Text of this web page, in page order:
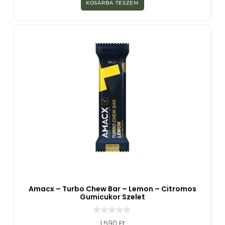
5
b
KOSÁRBA TESZEM
Amacx – Turbo Chew Bar – Lemon – Citromos
Gumicukor Szelet